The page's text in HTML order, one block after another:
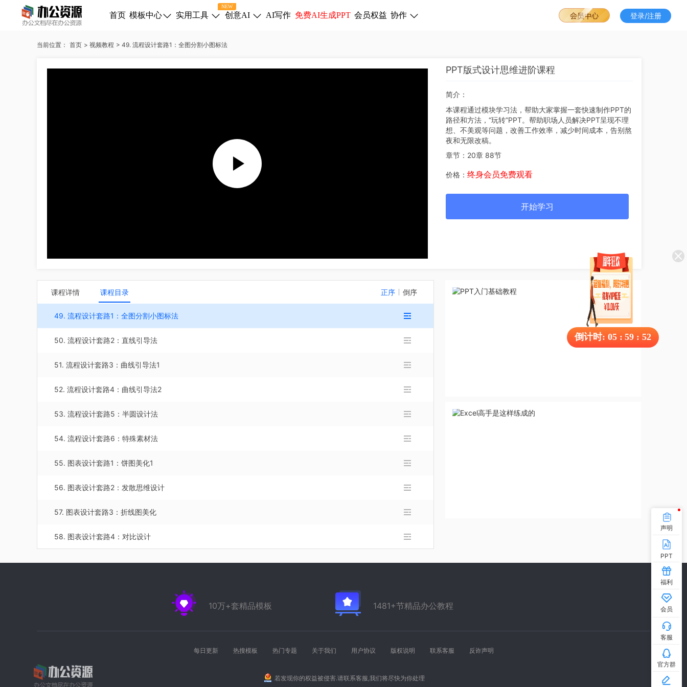
首页 模板中心
NEW
实用工具 创意AI AI写作 免费AI生成PPT 会员权益 协作 登录/注册
当前位置： 首页 > 视频教程 > 49. 流程设计套路1：全图分割小图标法
PPT版式设计思维进阶课程
简介：
本课程通过模块学习法，帮助大家掌握一套快速制作PPT的
路径和方法，“玩转”PPT。帮助职场人员解决PPT呈现不理
想、不美观等问题，改善工作效率，减少时间成本，告别熬
夜和无限改稿。
章节： 20章 88节
价格： 终身会员免费观看
开始学习
课程详情 课程目录 倒序
正序
37. 四段式内容设计套路3：多边形设计法
38. 四段式内容设计套路4：形状组合设计法
39. 四段式内容设计套路5：半圆发散式设计
48. 地图类设计套路2：巧用国旗元素设计
49. 流程设计套路1：全图分割小图标法
50. 流程设计套路2：直线引导法
51. 流程设计套路3：曲线引导法1
52. 流程设计套路4：曲线引导法2
53. 流程设计套路5：半圆设计法
54. 流程设计套路6：特殊素材法
55. 图表设计套路1：饼图美化1
56. 图表设计套路2：发散思维设计
57. 图表设计套路3：折线图美化
58. 图表设计套路4：对比设计
59. 图表设计套路5：条形图美化
61. 人物介绍设计套路1：常见的发布会型人物介绍
64. 人物介绍设计套路4：多层次排版
声明
PPT
福利
会员
客服
官方群
10万+套精品模板 1481+节精品办公教程
每日更新 热搜模板 热门专题 关于我们 用户协议 版权说明 联系客服 反诈声明
若发现你的权益被侵害.请联系客服,我们将尽快为你处理
倒计时: 05 : 59 : 51